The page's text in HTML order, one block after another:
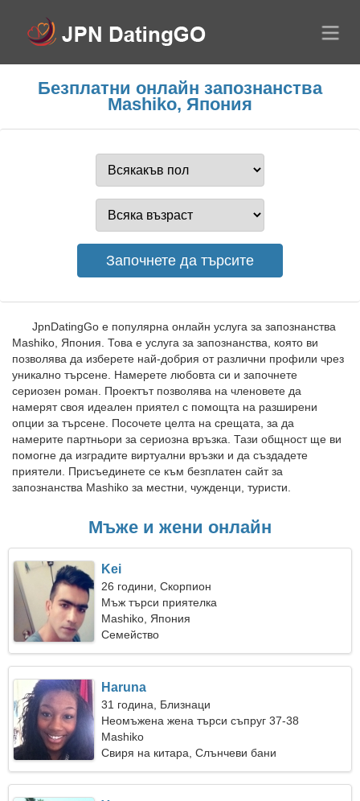
Безплатни онлайн запознанства
Mashiko, Япония
JpnDatingGo е популярна онлайн услуга за запознанства
Mashiko, Япония. Това е услуга за запознанства, която ви
позволява да изберете най-добрия от различни профили чрез
уникално търсене. Намерете любовта си и започнете
сериозен роман. Проектът позволява на членовете да
намерят своя идеален приятел с помощта на разширени
опции за търсене. Посочете целта на срещата, за да
намерите партньори за сериозна връзка. Тази общност ще ви
помогне да изградите виртуални връзки и да създадете
приятели. Присъединете се към безплатен сайт за
запознанства Mashiko за местни, чужденци, туристи.
Мъже и жени онлайн
Kei
26 години, Скорпион
Мъж търси приятелка
Mashiko, Япония
Семейство
Haruna
31 година, Близнаци
Неомъжена жена търси съпруг 37-38
Mashiko
Свиря на китара, Слънчеви бани